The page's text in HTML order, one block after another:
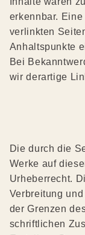
erkennbar.
verlinkten
Anhaltspunkte
Bei
wir derartige
Die durch die
Werke auf
Urheberrecht.
Verbreitung
der Grenzen
schriftlichen